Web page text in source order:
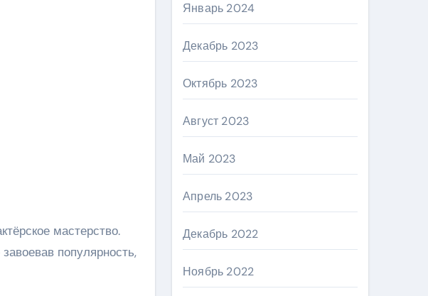
мастерство.
популярность,
Январь 2024
Декабрь 2023
Октябрь 2023
Август 2023
Май 2023
Апрель 2023
Декабрь 2022
Ноябрь 2022